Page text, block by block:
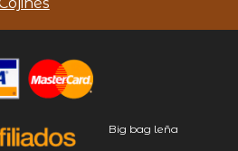
Big bag leña